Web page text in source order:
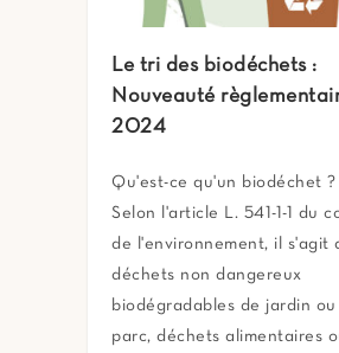
Le tri des biodéchets :
Nouveauté
2024
Qu'est-ce qu'un biodéchet ?
Selon l'article L. 541-1-1 du
de l'environnement, il s'agit
déchets non dangereux
biodégradables de jardin ou
parc, déchets alimentaires